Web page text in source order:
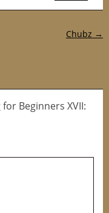
Chubz →
Beginners XVII: